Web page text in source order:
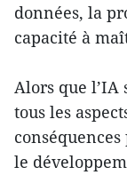
données, la
capacité à
Alors que l’IA
tous les
le